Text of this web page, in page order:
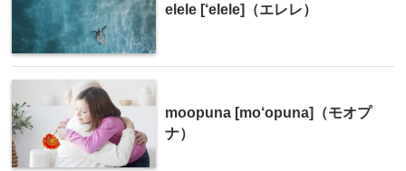
elele [‘elele]（エレレ）
moopuna [mo‘opuna]（モオプ
ナ）